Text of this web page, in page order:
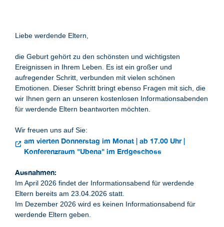
Liebe werdende Eltern,
die Geburt gehört zu den schönsten und wichtigsten
Ereignissen in Ihrem Leben. Es ist ein großer und
aufregender Schritt, verbunden mit vielen schönen
Emotionen. Dieser Schritt bringt ebenso Fragen mit sich, die
wir Ihnen gern an unseren kostenlosen Informationsabenden
für werdende Eltern beantworten möchten.
Wir freuen uns auf Sie:
am vierten Donnerstag im Monat | ab 17.00 Uhr |
Konferenzraum "Ubena" im Erdgeschoss
Ausnahmen:
Im April 2026 findet der Informationsabend für werdende
Eltern bereits am 23.04.2026 statt.
Im Dezember 2026 wird es keinen Informationsabend für
werdende Eltern geben.